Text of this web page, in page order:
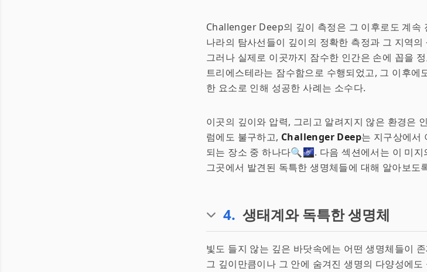
Challenger Deep의 깊이 측정은 그 이후로도 계속
나라의 탐사선들이 깊이의 정확한 측정과 그 지역
그러나 실제로 이곳까지 잠수한 인간은 손에 꼽을
트리에스테라는 잠수함으로 수행되었고, 그 이후에
한 요소로 인해 성공한 사례는 소수다.
이곳의 깊이와 압력, 그리고 알려지지 않은 환경은
럼에도 불구하고, Challenger Deep는 지구상에서
되는 장소 중 하나다🔍🌌. 다음 섹션에서는 이 미
그곳에서 발견된 독특한 생명체들에 대해 알아보
4. 생태계와 독특한 생명체
빛도 들지 않는 깊은 바닷속에는 어떤 생명체들이
그 깊이만큼이나 그 안에 숨겨진 생명의 다양성에